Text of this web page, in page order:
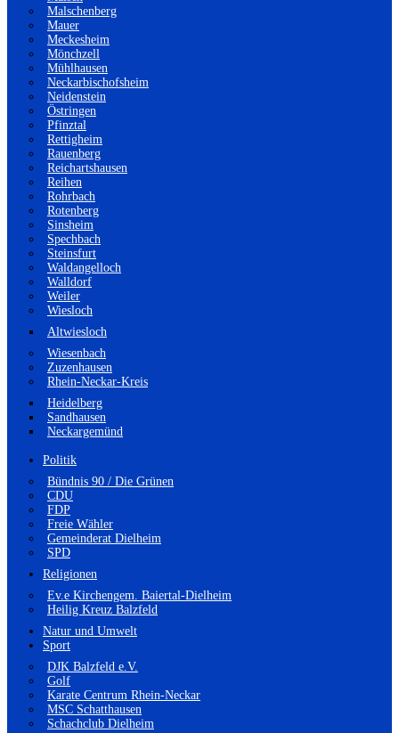
Malschenberg
Mauer
Meckesheim
Mönchzell
Mühlhausen
Neckarbischofsheim
Neidenstein
Östringen
Pfinztal
Rettigheim
Rauenberg
Reichartshausen
Reihen
Rohrbach
Rotenberg
Sinsheim
Spechbach
Steinsfurt
Waldangelloch
Walldorf
Weiler
Wiesloch
Altwiesloch
Wiesenbach
Zuzenhausen
Rhein-Neckar-Kreis
Heidelberg
Sandhausen
Neckargemünd
Politik
Bündnis 90 / Die Grünen
CDU
FDP
Freie Wähler
Gemeinderat Dielheim
SPD
Religionen
Ev.e Kirchengem. Baiertal-Dielheim
Heilig Kreuz Balzfeld
Natur und Umwelt
Sport
DJK Balzfeld e.V.
Golf
Karate Centrum Rhein-Neckar
MSC Schatthausen
Schachclub Dielheim